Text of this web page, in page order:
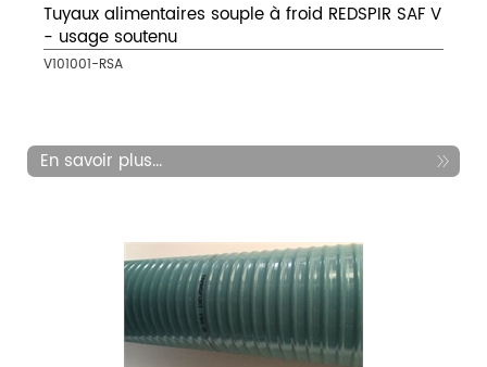
Tuyaux alimentaires souple à froid REDSPIR SAF V
- usage soutenu
V101001-RSA
En savoir plus...